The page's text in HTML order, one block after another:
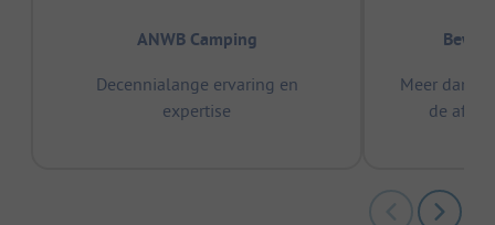
ANWB Camping
Decennialange ervaring en
expertise
Meer dan
de